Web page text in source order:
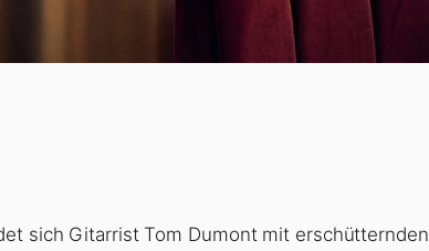
sich Gitarrist Tom Dumont mit erschütternden